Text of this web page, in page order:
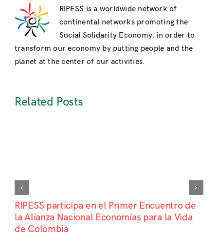
RIPESS is a worldwide network of
continental networks promoting the
Social Solidarity Economy, in order to
transform our economy by putting people and the
planet at the center of our activities.
Related Posts
RIPESS participa en el Primer Encuentro de
la Alianza Nacional Economías para la Vida
de Colombia